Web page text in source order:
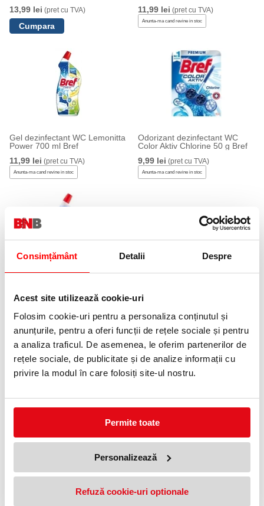
Consimțământ Detalii Despre
Acest site utilizează cookie-uri
Folosim cookie-uri pentru a personaliza conținutul și
anunțurile, pentru a oferi funcții de rețele sociale și pentru
a analiza traficul. De asemenea, le oferim partenerilor de
rețele sociale, de publicitate și de analize informații cu
privire la modul în care folosiți site-ul nostru.
Permite toate
Personalizează
Refuză cookie-uri optionale
13,99 lei (pret cu TVA)
11,99 lei (pret cu TVA)
Anunta-ma cand revine in stoc
Gel dezinfectant WC Lemonitta
Power 700 ml Bref
11,99 lei (pret cu TVA)
Anunta-ma cand revine in stoc
Odorizant dezinfectant WC
Color Aktiv Chlorine 50 g Bref
9,99 lei (pret cu TVA)
Anunta-ma cand revine in stoc
Anunta-ma cand revine in stoc
NOUTATI
OFERTE
Gel Sano pentru WC, bon toilet
cleaning lotus & orchid, 750ML
Gel anticalcar WC Sano, Bon
neroli & magnolia, 750ML